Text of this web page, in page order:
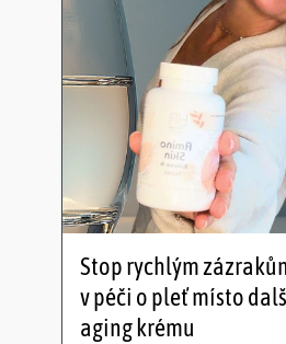
Stop rychlým
v péči o pleť místo
aging krému